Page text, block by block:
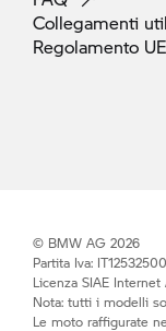
Collegamenti
Regolamento
© BMW AG 2026
Partita Iva:
Licenza SIAE
Nota: tutti i modelli
Le moto raffigurate